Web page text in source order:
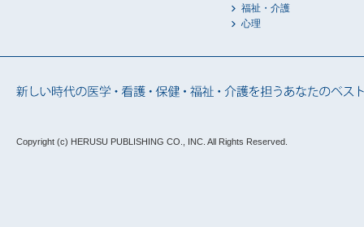
福祉・介護
心理
Copyright (c) HERUSU PUBLISHING CO., INC. All Rights Reserved.